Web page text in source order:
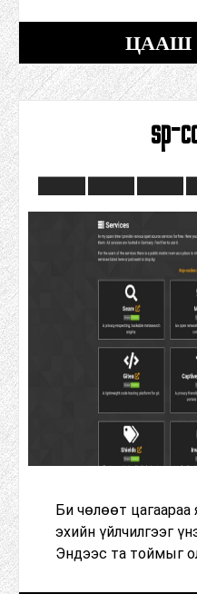
ЦААШ
sp-
Би чөлөөт
эхийн үйлчилгээг
Эндээс та тоймыг